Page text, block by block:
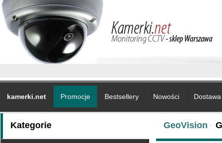
kamerki.net Promocje Bestsellery Nowości
Kategorie GeoVision ·